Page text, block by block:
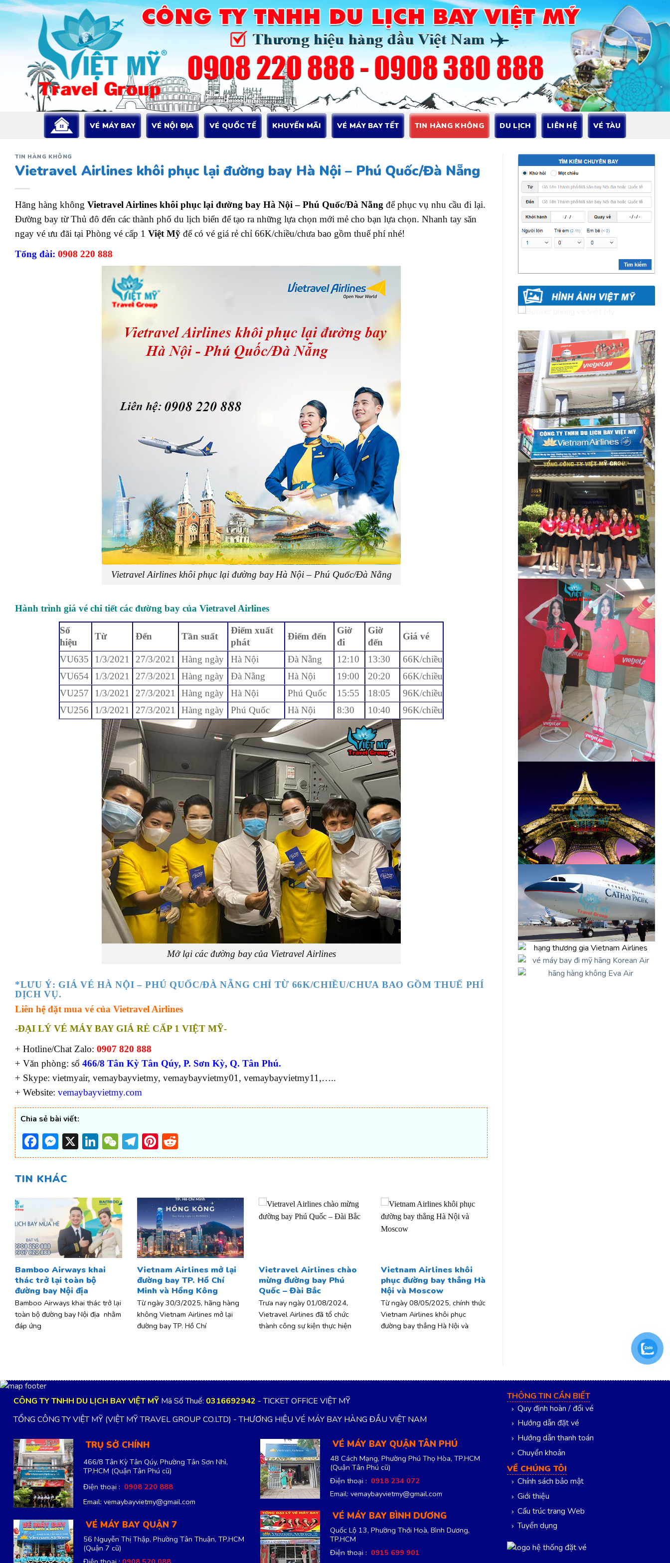
Bỏ
dung
VÉ MÁY BAY VÉ NỘI ĐỊA VÉ QUỐC TẾ KHUYẾN MÃI VÉ MÁY BAY TẾT TIN HÀNG KHÔNG DU LỊCH LIÊN HỆ VÉ TÀU
TIN HÀNG KHÔNG
Vietravel Airlines khôi phục lại đường bay Hà Nội – Phú Quốc/Đà Nẵng
Hãng hàng không Vietravel Airlines khôi phục lại đường bay Hà Nội – Phú Quốc/Đà Nẵng để phục vụ nhu cầu đi lại.
Đường bay từ Thủ đô đến các thành phố du lịch biển để tạo ra những lựa chọn mới mẻ cho bạn lựa chọn. Nhanh tay săn
ngay vé ưu đãi tại Phòng vé cấp 1 Việt Mỹ để có vé giá rẻ chỉ 66K/chiều/chưa bao gồm thuế phí nhé!
Tổng đài: 0908 220 888
Vietravel Airlines khôi phục lại đường bay Hà Nội – Phú Quốc/Đà Nẵng
Hành trình giá vé chi tiết các đường bay của Vietravel Airlines
Số
hiệu
Từ Đến Tần suất
Điểm xuất
phát
Điểm đến
Giờ
đi
Giờ
đến
Giá vé
VU635 1/3/2021 27/3/2021 Hàng ngày Hà Nội Đà Nẵng 12:10 13:30
66K/chiều
VU654
1/3/2021 27/3/2021 Hàng ngày Đà Nẵng Hà Nội 19:00 20:20
66K/chiều
VU257
1/3/2021 27/3/2021 Hàng ngày Hà Nội Phú Quốc 15:55 18:05
96K/chiều
VU256
1/3/2021 27/3/2021 Hàng ngày Phú Quốc Hà Nội 8:30 10:40 96K/chiều
Mở lại các đường bay của Vietravel Airlines
*LƯU Ý: GIÁ VÉ HÀ NỘI – PHÚ QUỐC/ĐÀ NẴNG CHỈ TỪ 66K/CHIỀU/CHƯA BAO GỒM THUẾ PHÍ
DỊCH VỤ.
Liên hệ đặt mua vé của Vietravel Airlines
-ĐẠI LÝ VÉ MÁY BAY GIÁ RẺ CẤP 1 VIỆT MỸ-
+ Hotline/Chat Zalo: 0907 820 888
+ Văn phòng: số 466/8 Tân Kỳ Tân Qúy, P. Sơn Kỳ, Q. Tân Phú.
+ Skype: vietmyair, vemaybayvietmy, vemaybayvietmy01, vemaybayvietmy11,…..
+ Website: vemaybayvietmy.com
Chia sẻ bài viết:
Facebook
Messenger
X LinkedIn
WeChat
Telegram
Pinterest
TIN KHÁC
Bamboo Airways khai
thác trở lại toàn bộ
đường bay Nội địa
Bamboo Airways khai thác trở lại
toàn bộ đường bay Nội địa nhằm
đáp ứng
Vietnam Airlines mở lại
đường bay TP. Hồ Chí
Minh và Hồng Kông
Từ ngày 30/3/2025, hãng hàng
không Vietnam Airlines mở lại
đường bay TP. Hồ Chí
Vietravel Airlines chào
mừng đường bay Phú
Quốc – Đài Bắc
Trưa nay ngày 01/08/2024,
Vietravel Airlines đã tổ chức
thành công sự kiện thực hiện
Vietnam Airlines khôi
phục đường bay thẳng Hà
Nội và Moscow
Từ ngày 08/05/2025, chính thức
Vietnam Airlines khôi phục
đường bay thẳng Hà Nội và
CÔNG TY TNHH DU LỊCH BAY VIỆT MỸ Mã Số Thuế: 0316692942 - TICKET OFFICE VIỆT MỸ
TỔNG CÔNG TY VIỆT MỸ (VIỆT MỸ TRAVEL GROUP CO.LTD) - THƯƠNG HIỆU VÉ MÁY BAY HÀNG ĐẦU VIỆT NAM
TRỤ SỞ CHÍNH
466/8 Tân Kỳ Tân Qúy, Phường Tân Sơn Nhì,
TP.HCM (Quận Tân Phú cũ)
Điện thoại : 0908 220 888
Email: vemaybayvietmy@gmail.com
VÉ MÁY BAY QUẬN 7
56 Nguyễn Thị Thập, Phường Tân Thuận, TP.HCM
(Quận 7 cũ)
VÉ MÁY BAY QUẬN TÂN PHÚ
48 Cách Mạng, Phường Phú Thọ Hòa, TP.HCM
(Quận Tân Phú cũ)
Điện thoại : 0918 234 072
Email: vemaybayvietmy@gmail.com
VÉ MÁY BAY BÌNH DƯƠNG
Quốc Lộ 13, Phường Thới Hoà, Bình Dương,
TP.HCM
Điện thoại : 0915 699 901
THÔNG TIN CẦN BIẾT
Quy định hoàn / đổi vé
Hướng dẫn đặt vé
Hướng dẫn thanh toán
Chuyển khoản
VỀ CHÚNG TÔI
Chính sách bảo mật
Giới thiệu
Cấu trúc trang Web
Tuyển dụng